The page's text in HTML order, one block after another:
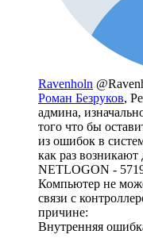
Ravenholn
Роман Безруков,
админа,
того что бы
из ошибок в
как раз
NETLOGON -
Компьютер не
связи с
причине:
Внутренняя